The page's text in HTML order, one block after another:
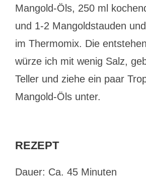
Mangold-Öls, 250 ml
und 1-2 Mangoldstauden
im Thermomix. Die
würze ich mit wenig Salz,
Teller und ziehe ein paar
Mangold-Öls unter.
REZEPT
Dauer: Ca. 45 Minuten